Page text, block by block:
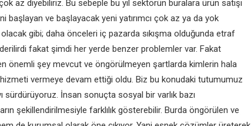
az diyebiliriz. Bu sebeple bu yıl sektörün buralara ürün satışı
başlayan ve başlayacak yeni yatırımcı çok az ya da yok
gibi; daha önceleri iç pazarda sıkışma olduğunda etraf
fakat şimdi her yerde benzer problemler var. Fakat
en önemli şey mevcut ve öngörülmeyen şartlarda kimlerin hala
vermeye devam ettiği oldu. Biz bu konudaki tutumumuz
sürdürüyoruz. İnsan sonuçta sosyal bir varlık bazı
şekillendirilmesiyle farklılık gösterebilir. Burda öngörülen ve